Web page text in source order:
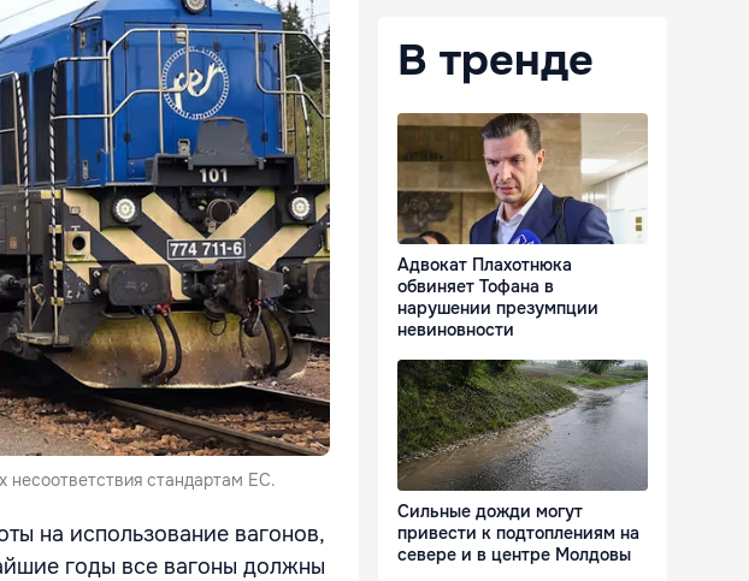
несоответствия стандартам ЕС.
на использование вагонов,
годы все вагоны должны
В тренде
Адвокат Плахотнюка
обвиняет Тофана в
нарушении презумпции
невиновности
Сильные дожди могут
привести к подтоплениям на
севере и в центре Молдовы